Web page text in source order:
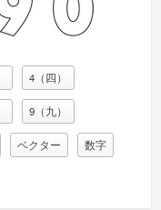
4（四）
9（九）
ベクター 数字